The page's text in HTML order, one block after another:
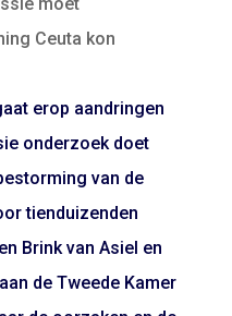
Ceuta kon
erop aandringen
onderzoek doet
van de
tienduizenden
Brink van Asiel en
de Tweede Kamer